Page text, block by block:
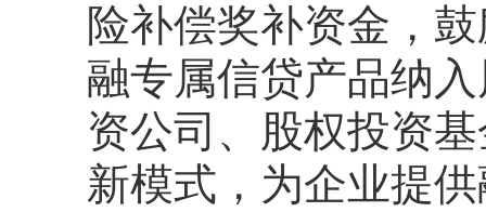
险补偿奖补资金，
融专属信贷产品纳
资公司、股权投资
新模式，为企业提